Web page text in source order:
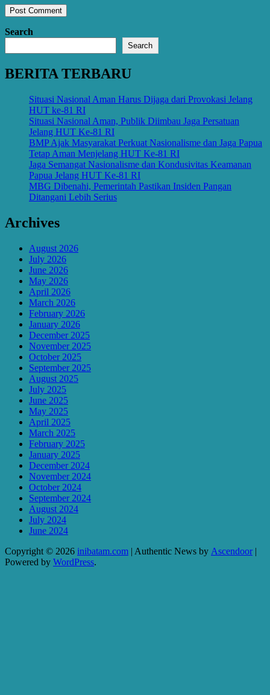
Search
Search
BERITA TERBARU
Situasi Nasional Aman Harus Dijaga dari Provokasi Jelang
HUT ke-81 RI
Situasi Nasional Aman, Publik Diimbau Jaga Persatuan
Jelang HUT Ke-81 RI
BMP Ajak Masyarakat Perkuat Nasionalisme dan Jaga Papua
Tetap Aman Menjelang HUT Ke-81 RI
Jaga Semangat Nasionalisme dan Kondusivitas Keamanan
Papua Jelang HUT Ke-81 RI
MBG Dibenahi, Pemerintah Pastikan Insiden Pangan
Ditangani Lebih Serius
Archives
August 2026
July 2026
June 2026
May 2026
April 2026
March 2026
February 2026
January 2026
December 2025
November 2025
October 2025
September 2025
August 2025
July 2025
June 2025
May 2025
April 2025
March 2025
February 2025
January 2025
December 2024
November 2024
October 2024
September 2024
August 2024
July 2024
June 2024
Copyright © 2026 inibatam.com | Authentic News by Ascendoor|
Powered by WordPress.